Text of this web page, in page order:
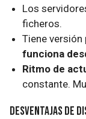
Los
ficheros.
Tiene
funciona
Ritmo de
constante.
Desventajas de